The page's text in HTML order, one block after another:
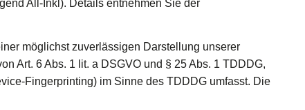
All-Inkl). Details entnehmen Sie der
möglichst zuverlässigen Darstellung unserer
Art. 6 Abs. 1 lit. a DSGVO und § 25 Abs. 1 TDDDG,
Fingerprinting) im Sinne des TDDDG umfasst. Die